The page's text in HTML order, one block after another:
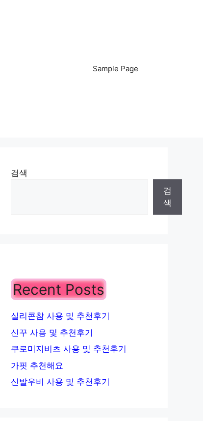
Sample Page
검색
검
색
Recent Posts
실리콘참 사용 및 추천후기
신꾸 사용 및 추천후기
쿠로미지비츠 사용 및 추천후기
가핏 추천해요
신발우비 사용 및 추천후기